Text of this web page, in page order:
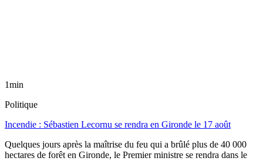
1min
Politique
Incendie : Sébastien Lecornu se rendra en Gironde le 17 août
Quelques jours après la maîtrise du feu qui a brûlé plus de 40 000
hectares de forêt en Gironde, le Premier ministre se rendra dans le